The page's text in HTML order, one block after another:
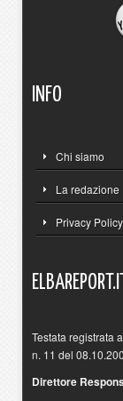
INFO
Chi siamo
La redazione
Privacy Policy
ELBAREPORT.IT
Testata registrata
n. 11 del
Direttore